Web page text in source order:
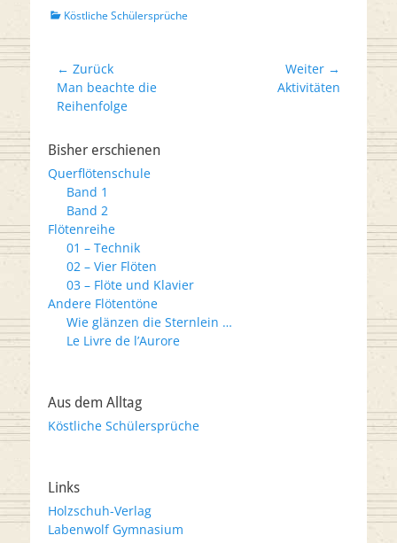
Kategorien
Köstliche Schülersprüche
Beitrags-
Navigation
← Zurück
Vorheriger
Beitrag:
Man beachte die
Reihenfolge
Weiter →
Aktivitäten
Bisher erschienen
Querflötenschule
Band 1
Band 2
Flötenreihe
01 – Technik
02 – Vier Flöten
03 – Flöte und Klavier
Andere Flötentöne
Wie glänzen die Sternlein …
Le Livre de l’Aurore
Aus dem Alltag
Köstliche Schülersprüche
Links
Holzschuh-Verlag
Labenwolf Gymnasium